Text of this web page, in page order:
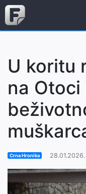
U koritu
na
Crna Hronika